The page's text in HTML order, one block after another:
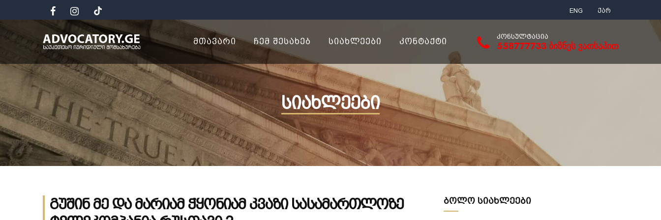
ENG ქარ
ᲛᲗᲐᲕᲐᲠᲘ ᲩᲔᲛ ᲨᲔᲡᲐᲮᲔᲑ ᲡᲘᲐᲮᲚᲔᲔᲑᲘ ᲙᲝᲜᲢᲐᲥᲢᲘ ᲙᲝᲜᲡᲣᲚᲢᲐᲪᲘᲐ
558777733 ბიზნეს ვათსაპით
სიახლეები
გუშინ მე და მარიამ ჭყონიამ კვაზი სასამართლოზე
ბოლო სიახლეები